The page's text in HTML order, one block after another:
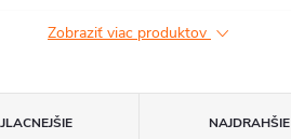
Zobraziť viac produktov
NAJDRAHŠIE